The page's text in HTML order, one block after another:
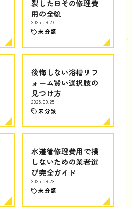
裂した日その修理費
用の全貌
2025.09.27
未分類
後悔しない浴槽リフ
ォーム賢い選択肢の
見つけ方
2025.09.25
未分類
水道管修理費用で損
しないための業者選
び完全ガイド
2025.09.23
未分類